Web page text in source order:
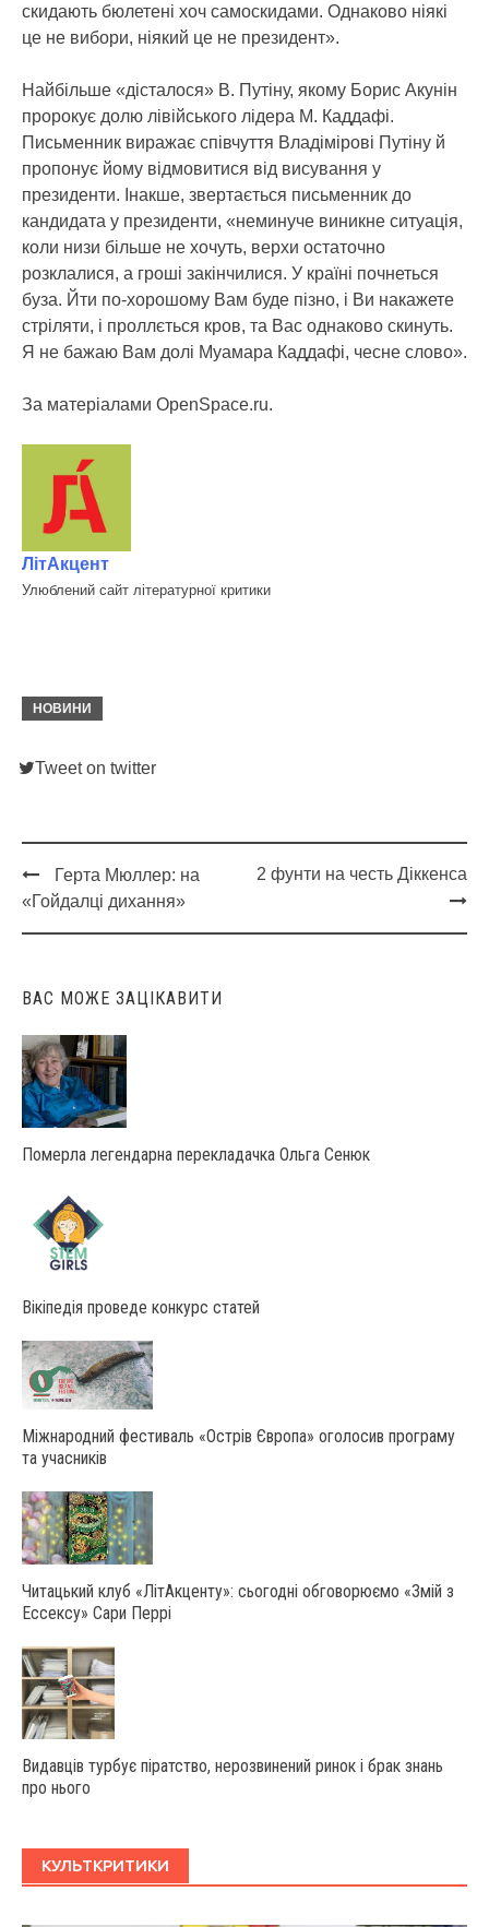
скидають бюлетені хоч самоскидами. Однаково ніякі
це не вибори, ніякий це не президент».
Найбільше «дісталося» В. Путіну, якому Борис Акунін
пророкує долю лівійського лідера М. Каддафі.
Письменник виражає співчуття Владімірові Путіну й
пропонує йому відмовитися від висування у
президенти. Інакше, звертається письменник до
кандидата у президенти, «неминуче виникне ситуація,
коли низи більше не хочуть, верхи остаточно
розклалися, а гроші закінчилися. У країні почнеться
буза. Йти по-хорошому Вам буде пізно, і Ви накажете
стріляти, і проллється кров, та Вас однаково скинуть.
Я не бажаю Вам долі Муамара Каддафі, чесне слово».
За матеріалами OpenSpace.ru.
ЛітАкцент
Улюблений сайт літературної критики
НОВИНИ
Tweet on twitter
Post
navigation
Герта Мюллер: на
«Гойдалці дихання»
2 фунти на честь Діккенса
ВАС МОЖЕ ЗАЦІКАВИТИ
Померла легендарна перекладачка Ольга Сенюк
Вікіпедія проведе конкурс статей
Міжнародний фестиваль «Острів Європа» оголосив програму
та учасників
Читацький клуб «ЛітАкценту»: сьогодні обговорюємо «Змій з
Ессексу» Сари Перрі
Видавців турбує піратство, нерозвинений ринок і брак знань
про нього
КУЛЬТКРИТИКИ